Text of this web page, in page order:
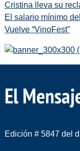
Cristina lleva su
El salario mínimo
Vuelve “VinoFest”
El
Edición # 5847 del